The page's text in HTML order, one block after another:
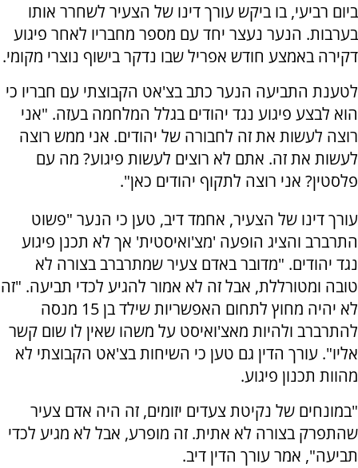
ביום רביעי, בו ביקש עורך דינו של הצעיר לשחרר אותו
בערבות. הנער נעצר יחד עם מספר מחבריו לאחר פיגוע
דקירה באמצע חודש אפריל שבו נדקר בישוף נוצרי מקומי.
לטענת התביעה הנער כתב בצ'אט הקבוצתי עם חבריו כי
הוא לבצע פיגוע נגד יהודים בגלל המלחמה בעזה. "אני
רוצה לעשות את זה לחבורה של יהודים. אני ממש רוצה
לעשות את זה. אתם לא רוצים לעשות פיגוע? מה עם
פלסטין? אני רוצה לתקוף יהודים כאן".
עורך דינו של הצעיר, אחמד דיב, טען כי הנער "פשוט
התרברב והציג הופעה 'מצ'ואיסטית' אך לא תכנן פיגוע
נגד יהודים. "מדובר באדם צעיר שמתרברב בצורה לא
טובה ומטורללת, אבל זה לא אמור להגיע לכדי תביעה. "זה
לא יהיה מחוץ לתחום האפשריות שילד בן 15 מנסה
להתרברב ולהיות מאצ'ואיסט על משהו שאין לו שום קשר
אליו". עורך הדין גם טען כי השיחות בצ'אט הקבוצתי לא
מהוות תכנון פיגוע.
"במונחים של נקיטת צעדים יזומים, זה היה אדם צעיר
שהתפרק בצורה לא אתית. זה מופרע, אבל לא מגיע לכדי
תביעה", אמר עורך הדין דיב.